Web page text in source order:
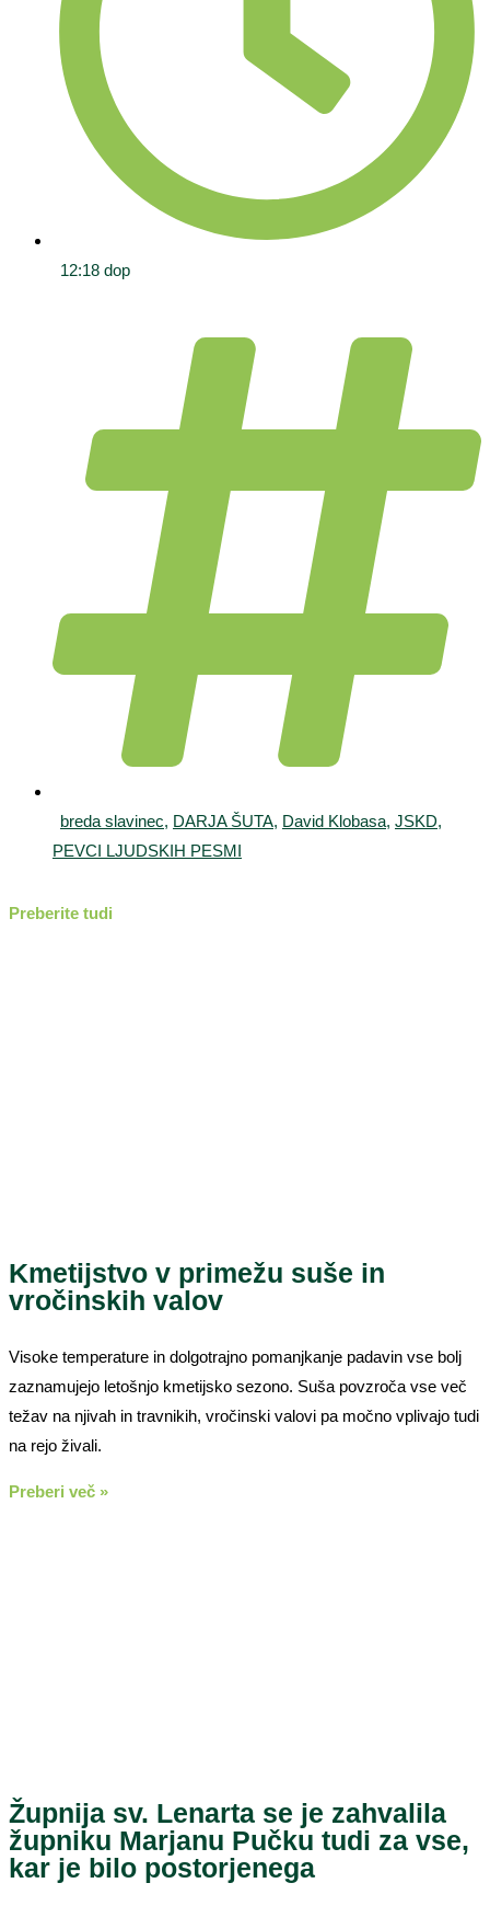
12:18 dop
breda slavinec, DARJA ŠUTA, David Klobasa, JSKD,
PEVCI LJUDSKIH PESMI
Preberite tudi
Kmetijstvo v primežu suše in
vročinskih valov
Visoke temperature in dolgotrajno pomanjkanje padavin vse bolj
zaznamujejo letošnjo kmetijsko sezono. Suša povzroča vse več
težav na njivah in travnikih, vročinski valovi pa močno vplivajo tudi
na rejo živali.
Preberi več »
Župnija sv. Lenarta se je zahvalila
župniku Marjanu Pučku tudi za vse,
kar je bilo postorjenega